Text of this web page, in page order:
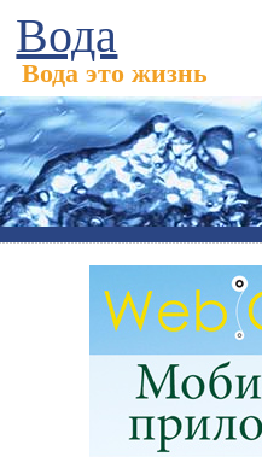
Вода
Вода это жизнь